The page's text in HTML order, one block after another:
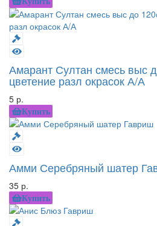
Амарант Султан смесь выс
цветение разл окрасок А/А
5 р.
Купить
Амми Серебряный шатер
35 р.
Купить